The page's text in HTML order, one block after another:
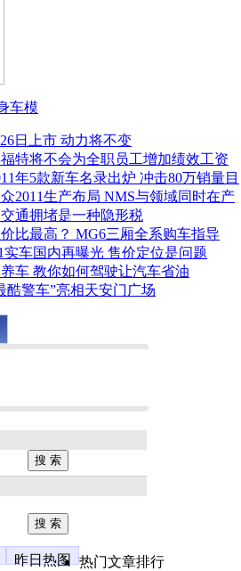
车模
日上市 动力将不变
福特将不会为全职员工增加绩效工资
年5款新车名录出炉 冲击80万销量目
众2011生产布局 NMS与领域同时在产
通拥堵是一种隐形税
比最高？ MG6三厢全系购车指导
实车国内再曝光 售价定位是问题
车 教你如何驾驶让汽车省油
酷警车”亮相天安门广场
昨日热图
热门文章排行